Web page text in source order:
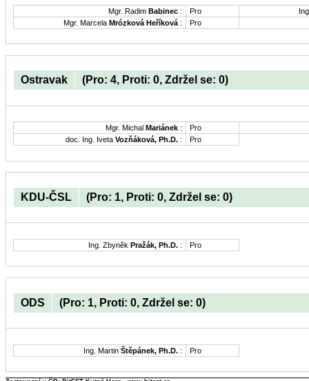
Mgr. Radim Babinec : Pro
Mgr. Marcela Mrózková Heříková : Pro
Ostravak (Pro: 4, Proti: 0, Zdržel se: 0)
Mgr. Michal Mariánek :
Pro
doc. Ing. Iveta Vozňáková, Ph.D. : Pro
KDU-ČSL (Pro: 1, Proti: 0, Zdržel se: 0)
Ing. Zbyněk Pražák, Ph.D. : Pro
ODS (Pro: 1, Proti: 0, Zdržel se: 0)
Ing. Martin Štěpánek, Ph.D. : Pro